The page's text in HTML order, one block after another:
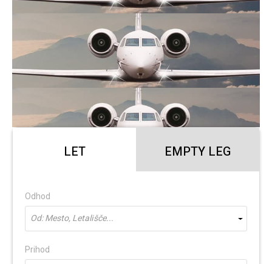
LET EMPTY LEG
Odhod
Od: Mesto, Letališče...
Prihod